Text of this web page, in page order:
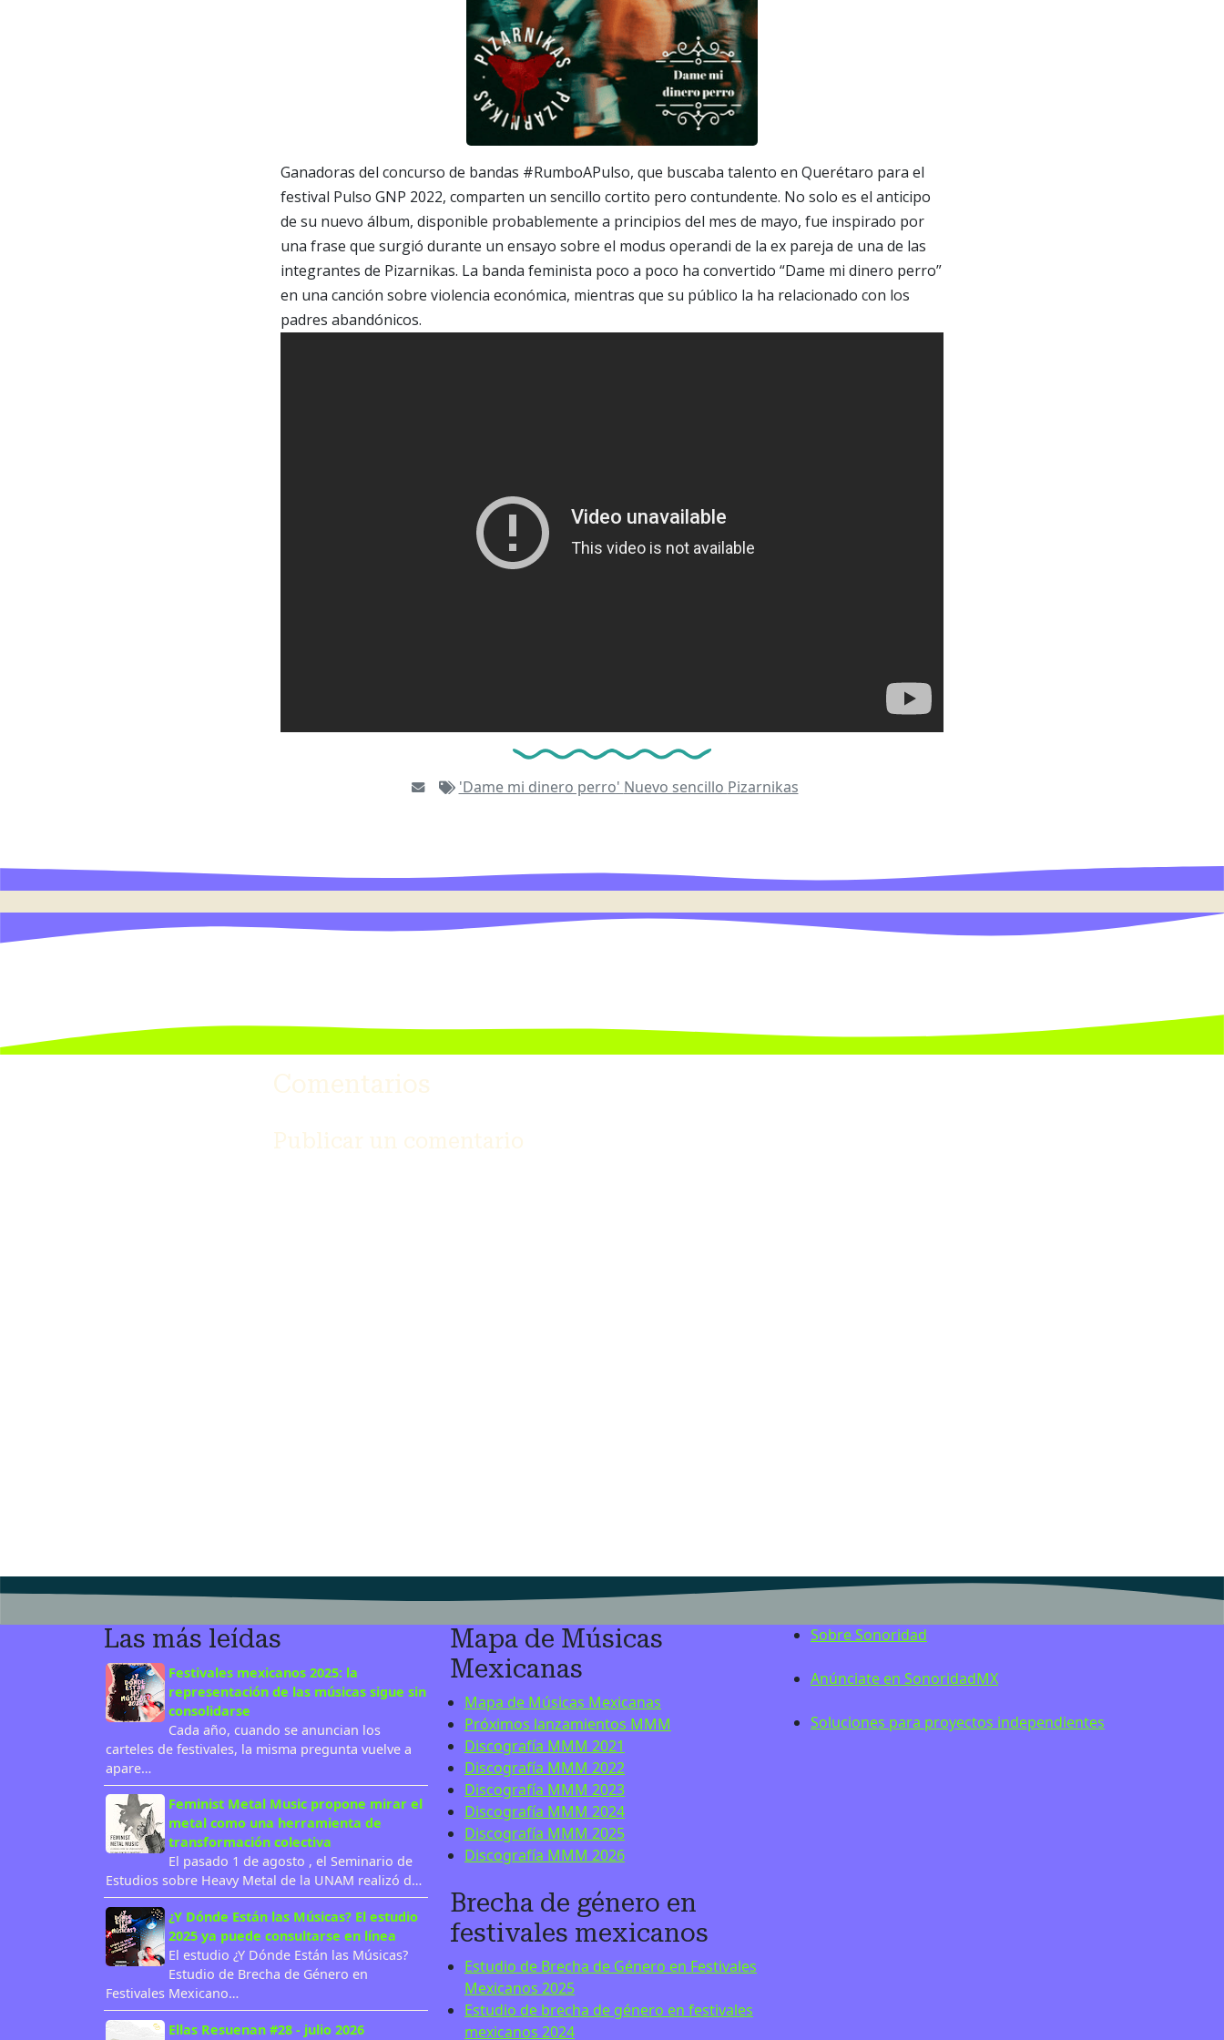
Ganadoras del concurso de bandas #RumboAPulso, que buscaba talento en Querétaro para el
festival Pulso GNP 2022, comparten un sencillo cortito pero contundente. No solo es el anticipo
de su nuevo álbum, disponible probablemente a principios del mes de mayo, fue inspirado por
una frase que surgió durante un ensayo sobre el modus operandi de la ex pareja de una de las
integrantes de Pizarnikas. La banda feminista poco a poco ha convertido “Dame mi dinero perro”
en una canción sobre violencia económica, mientras que su público la ha relacionado con los
padres abandónicos.
'Dame mi dinero perro' Nuevo sencillo Pizarnikas
Comentarios
Publicar un comentario
Las más leídas
Festivales mexicanos 2025: la
representación de las músicas sigue sin
consolidarse
Cada año, cuando se anuncian los
carteles de festivales, la misma pregunta vuelve a
apare…
Feminist Metal Music propone mirar el
metal como una herramienta de
transformación colectiva
El pasado 1 de agosto , el Seminario de
Estudios sobre Heavy Metal de la UNAM realizó d…
¿Y Dónde Están las Músicas? El estudio
2025 ya puede consultarse en línea
El estudio ¿Y Dónde Están las Músicas?
Estudio de Brecha de Género en
Festivales Mexicano…
Ellas Resuenan #28 - julio 2026
Mapa de Músicas
Mexicanas
Mapa de Músicas Mexicanas
Próximos lanzamientos MMM
Discografía MMM 2021
Discografía MMM 2022
Discografía MMM 2023
Discografía MMM 2024
Discografía MMM 2025
Discografía MMM 2026
Brecha de género en
festivales mexicanos
Estudio de Brecha de Género en Festivales
Mexicanos 2025
Estudio de brecha de género en festivales
mexicanos 2024
Sobre Sonoridad
Anúnciate en SonoridadMX
Soluciones para proyectos independientes